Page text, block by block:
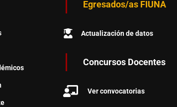
Egresados/as FIUNA
Actualización de datos
Concursos Docentes
Ver convocatorias